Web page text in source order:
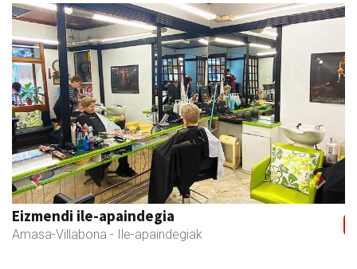
Eizmendi ile-apaindegia
Amasa-Villabona - Ile-apaindegiak
Previous Next